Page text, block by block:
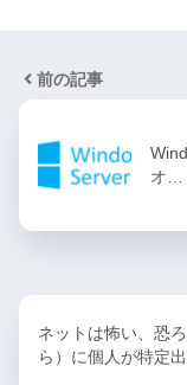
前の記事
オ…
ネットは怖い、恐
ら）に個人が特定